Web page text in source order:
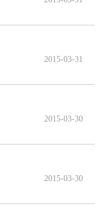
2015-03-31
2015-03-30
2015-03-30